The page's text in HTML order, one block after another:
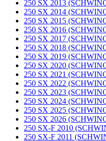
250 SX 2013
250 SX 2014
250 SX 2015
250 SX 2016
250 SX 2017
250 SX 2018
250 SX 2019
250 SX 2020
250 SX 2021
250 SX 2022
250 SX 2023
250 SX 2024
250 SX 2025
250 SX 2026
250 SX-F 2010
250 SX-F 2011